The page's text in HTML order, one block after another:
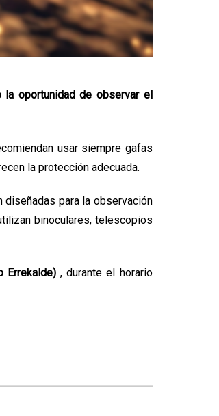
oportunidad de observar el
usar siempre gafas
la protección adecuada.
diseñadas para la observación
binoculares, telescopios
Errekalde) , durante el horario